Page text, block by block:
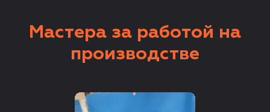
Мастера за работой на
производстве